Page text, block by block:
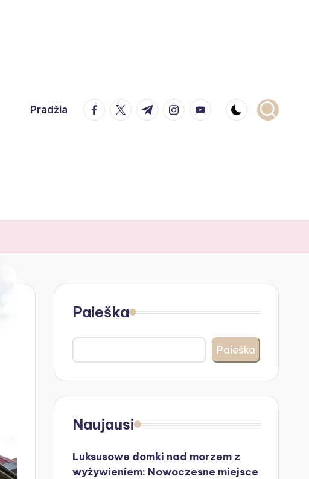
Pradžia facebook.com
twitter.com
t.me instagram.com
youtube.com
Paieška
Paieška
Naujausi
Luksusowe domki nad morzem z
wyżywieniem: Nowoczesne miejsce